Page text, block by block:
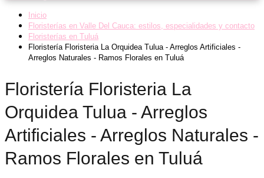
Inicio
Floristerías en Valle Del Cauca: estilos, especialidades y contacto
Floristerías en Tuluá
Floristería Floristeria La Orquidea Tulua - Arreglos Artificiales -
Arreglos Naturales - Ramos Florales en Tuluá
Floristería Floristeria La
Orquidea Tulua - Arreglos
Artificiales - Arreglos Naturales -
Ramos Florales en Tuluá